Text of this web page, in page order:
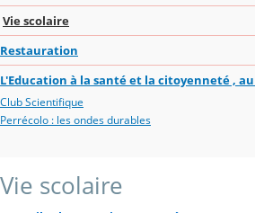
Vie scolaire
Restauration
L'Education à la santé et la citoyenneté ,
Club Scientifique
Perrécolo : les ondes durables
Vie scolaire